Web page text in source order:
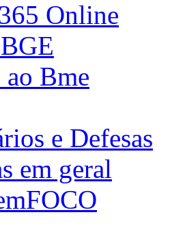
Online
ao Bme
e Defesas
em geral